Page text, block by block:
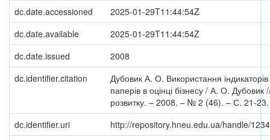
dc.date.accessioned
2025-01-29T11:44:54Z
dc.date.available
2025-01-29T11:44:54Z
dc.date.issued
2008
dc.identifier.citation
Дубовик А. О. Використання
паперів в оцінці бізнесу / А. О. Дубовик
розвитку. – 2008. – № 2 (46). – С. 21-23.
dc.identifier.uri
http://repository.hneu.edu.ua/handle/